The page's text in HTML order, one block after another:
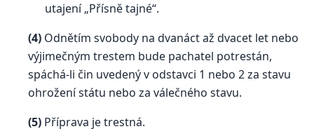
utajení „Přísně tajné“.
(4) Odnětím svobody na dvanáct až dvacet let nebo
výjimečným trestem bude pachatel potrestán,
spáchá-li čin uvedený v odstavci 1 nebo 2 za stavu
ohrožení státu nebo za válečného stavu.
(5) Příprava je trestná.